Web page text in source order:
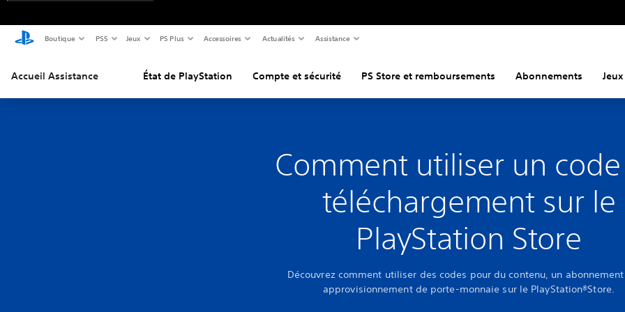
Boutique PS5 Jeux PS Plus Accessoires Actualités Assistance
Accueil Assistance État de PlayStation Compte et sécurité PS Store et remboursements Abonnements Jeux
Comment utiliser un
téléchargement sur le
PlayStation Store
Découvrez comment utiliser des codes pour du contenu, un
approvisionnement de porte-monnaie sur le PlayStation®Store.